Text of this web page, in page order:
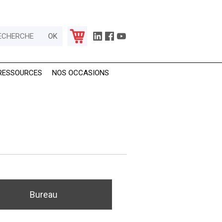
NOS OCCASIONS
Bureau